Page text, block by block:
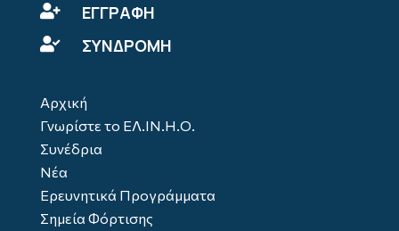
 ΕΓΓΡΑΦΗ
 ΣΥΝΔΡΟΜΗ
Αρχική
Γνωρίστε το ΕΛ.ΙΝ.Η.Ο.
Συνέδρια
Νέα
Ερευνητικά Προγράμματα
Σημεία Φόρτισης